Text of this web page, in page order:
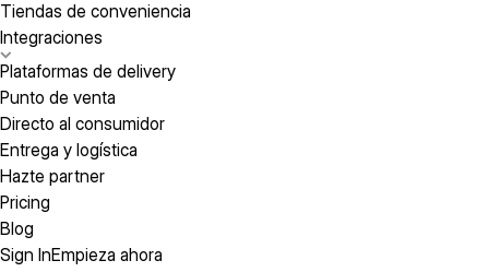
Tiendas de conveniencia
Integraciones
Plataformas de delivery
Punto de venta
Directo al consumidor
Entrega y logística
Hazte partner
Pricing
Blog
Sign InEmpieza ahora